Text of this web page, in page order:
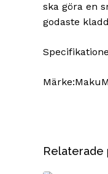
ska göra en
godaste
Relaterade